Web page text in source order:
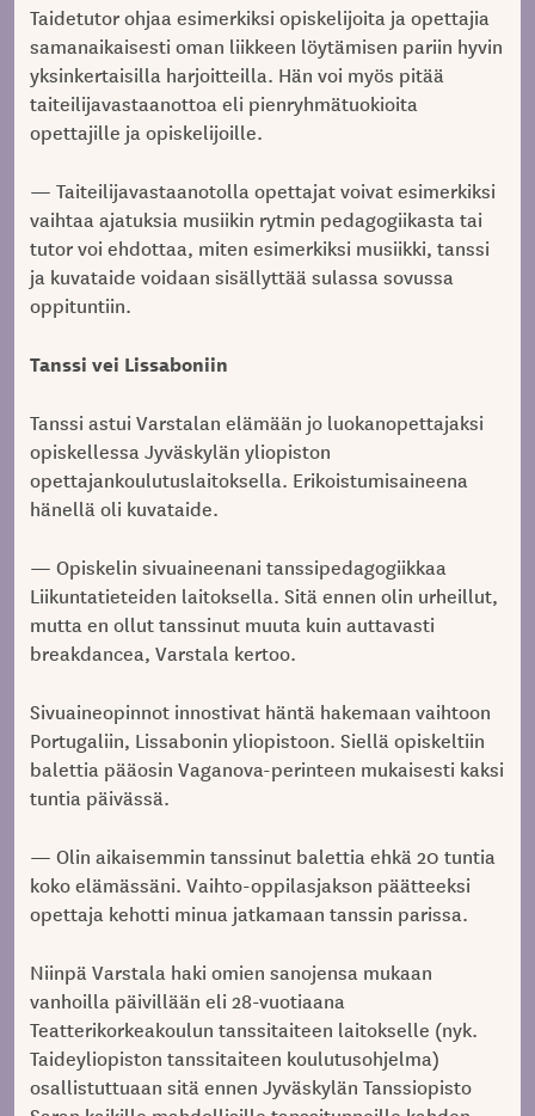
Taidetutor ohjaa esimerkiksi opiskelijoita ja opettajia
samanaikaisesti oman liikkeen löytämisen pariin hyvin
yksinkertaisilla harjoitteilla. Hän voi myös pitää
taiteilijavastaanottoa eli pienryhmätuokioita
opettajille ja opiskelijoille.
— Taiteilijavastaanotolla opettajat voivat esimerkiksi
vaihtaa ajatuksia musiikin rytmin pedagogiikasta tai
tutor voi ehdottaa, miten esimerkiksi musiikki, tanssi
ja kuvataide voidaan sisällyttää sulassa sovussa
oppituntiin.
Tanssi vei Lissaboniin
Tanssi astui Varstalan elämään jo luokanopettajaksi
opiskellessa Jyväskylän yliopiston
opettajankoulutuslaitoksella. Erikoistumisaineena
hänellä oli kuvataide.
— Opiskelin sivuaineenani tanssipedagogiikkaa
Liikuntatieteiden laitoksella. Sitä ennen olin urheillut,
mutta en ollut tanssinut muuta kuin auttavasti
breakdancea, Varstala kertoo.
Sivuaineopinnot innostivat häntä hakemaan vaihtoon
Portugaliin, Lissabonin yliopistoon. Siellä opiskeltiin
balettia pääosin Vaganova-perinteen mukaisesti kaksi
tuntia päivässä.
— Olin aikaisemmin tanssinut balettia ehkä 20 tuntia
koko elämässäni. Vaihto-oppilasjakson päätteeksi
opettaja kehotti minua jatkamaan tanssin parissa.
Niinpä Varstala haki omien sanojensa mukaan
vanhoilla päivillään eli 28-vuotiaana
Teatterikorkeakoulun tanssitaiteen laitokselle (nyk.
Taideyliopiston tanssitaiteen koulutusohjelma)
osallistuttuaan sitä ennen Jyväskylän Tanssiopisto